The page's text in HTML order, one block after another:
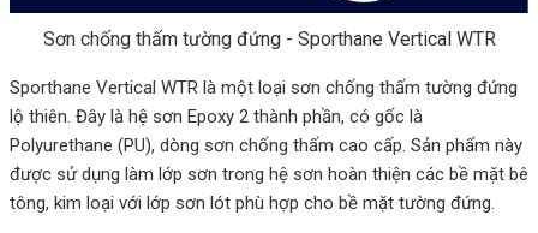
Sơn chống thấm tường đứng - Sporthane Vertical WTR
Sporthane Vertical WTR là một loại sơn chống thấm tường đứng
lộ thiên. Đây là hệ sơn Epoxy 2 thành phần, có gốc là
Polyurethane (PU), dòng sơn chống thấm cao cấp. Sản phẩm này
được sử dụng làm lớp sơn trong hệ sơn hoàn thiện các bề mặt bê
tông, kim loại với lớp sơn lót phù hợp cho bề mặt tường đứng.